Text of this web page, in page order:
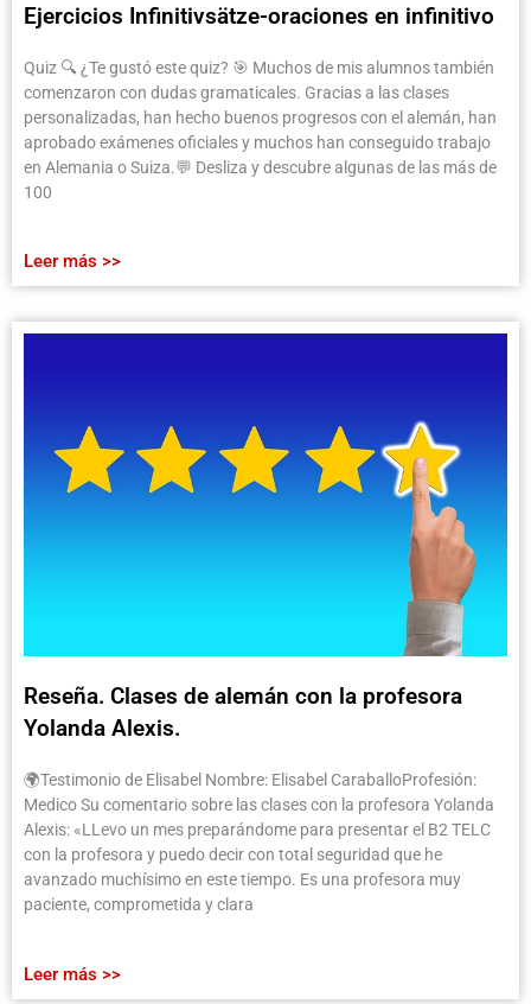
Ejercicios Infinitivsätze-oraciones en infinitivo
Quiz 🔍 ¿Te gustó este quiz? 🎯 Muchos de mis alumnos también
comenzaron con dudas gramaticales. Gracias a las clases
personalizadas, han hecho buenos progresos con el alemán, han
aprobado exámenes oficiales y muchos han conseguido trabajo
en Alemania o Suiza.💬 Desliza y descubre algunas de las más de
100
Leer más >>
Reseña. Clases de alemán con la profesora
Yolanda Alexis.
🌍Testimonio de Elisabel Nombre: Elisabel CaraballoProfesión:
Medico Su comentario sobre las clases con la profesora Yolanda
Alexis: «LLevo un mes preparándome para presentar el B2 TELC
con la profesora y puedo decir con total seguridad que he
avanzado muchísimo en este tiempo. Es una profesora muy
paciente, comprometida y clara
Leer más >>